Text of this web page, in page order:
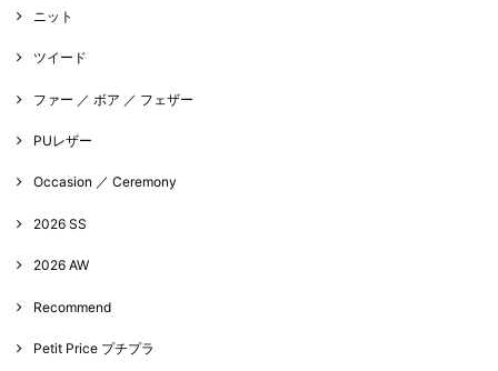
ニット
ツイード
ファー ／ ボア ／ フェザー
PUレザー
Occasion ／ Ceremony
2026 SS
2026 AW
Recommend
Petit Price プチプラ